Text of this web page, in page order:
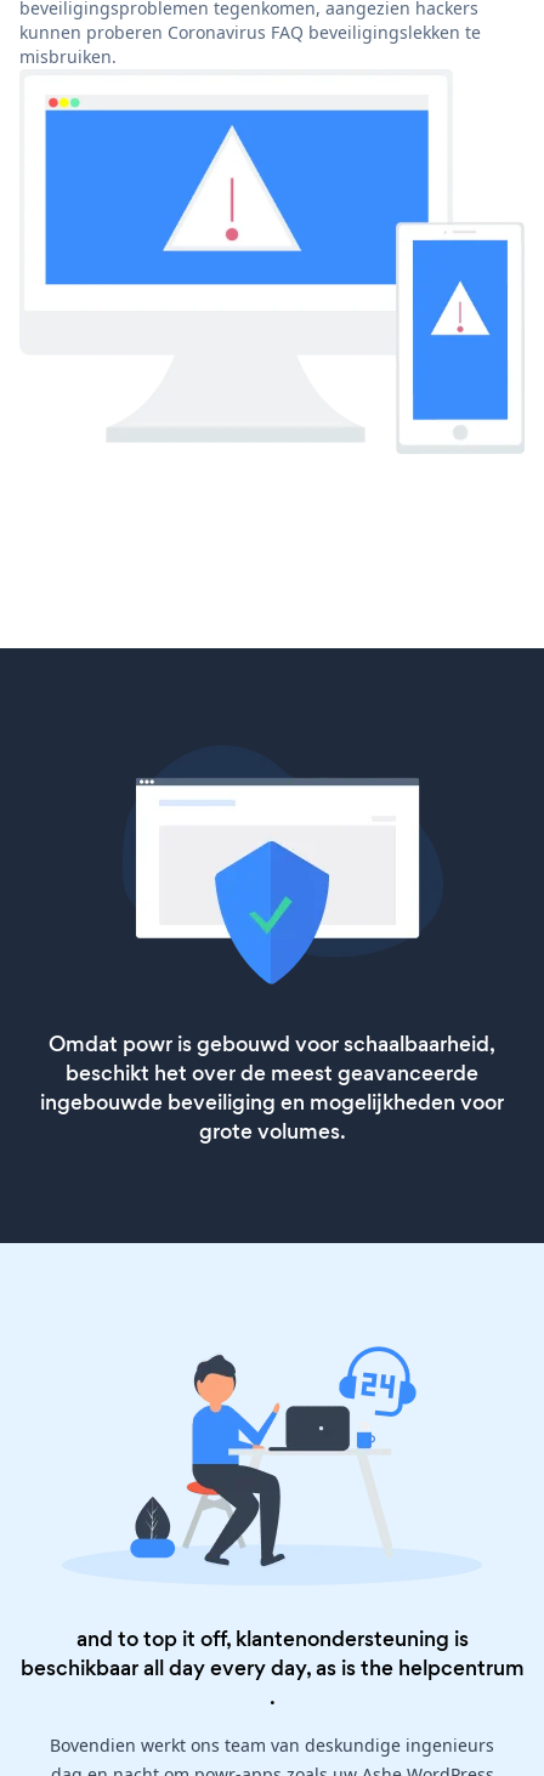
beveiligingsproblemen tegenkomen, aangezien hackers
kunnen proberen Coronavirus FAQ beveiligingslekken te
misbruiken.
Omdat powr is gebouwd voor schaalbaarheid,
beschikt het over de meest geavanceerde
ingebouwde beveiliging en mogelijkheden voor
grote volumes.
and to top it off, klantenondersteuning is
beschikbaar all day every day, as is the helpcentrum
.
Bovendien werkt ons team van deskundige ingenieurs